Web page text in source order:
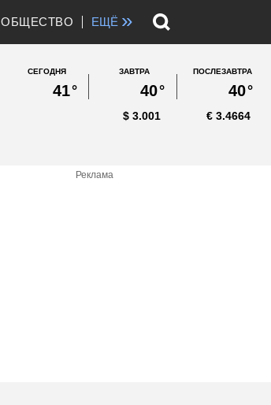
ОБЩЕСТВО ЕЩЁ »
СЕГОДНЯ
41°
ЗАВТРА
40°
ПОСЛЕЗАВТРА
40°
3.001
$ 3.4664
€
Реклама